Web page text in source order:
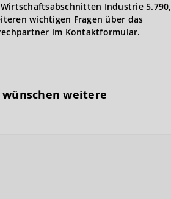
Industrie 5.790,
wichtigen Fragen über das
im Kontaktformular.
weitere